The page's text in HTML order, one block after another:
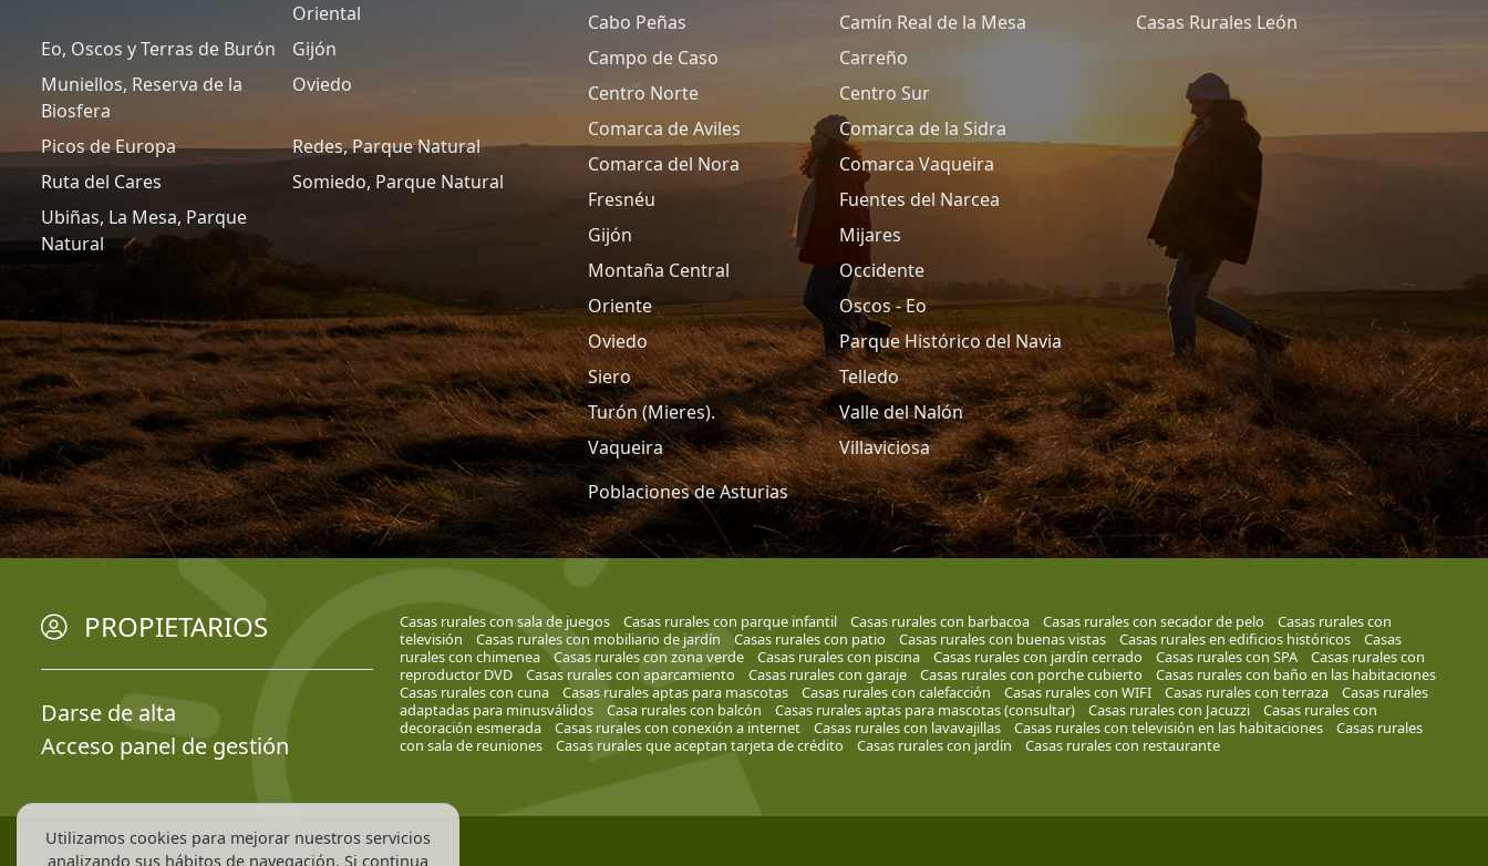
Oriental
Eo, Oscos y Terras de Burón
Gijón
Muniellos, Reserva de la
Biosfera
Oviedo
Picos de Europa
Redes, Parque Natural
Ruta del Cares
Somiedo, Parque Natural
Ubiñas, La Mesa, Parque
Natural
Cabo Peñas
Camín Real de la Mesa
Campo de Caso
Carreño
Centro Norte
Centro Sur
Comarca de Aviles
Comarca de la Sidra
Comarca del Nora
Comarca Vaqueira
Fresnéu
Fuentes del Narcea
Gijón
Mijares
Montaña Central
Occidente
Oriente
Oscos - Eo
Oviedo
Parque Histórico del Navia
Siero
Telledo
Turón (Mieres).
Valle del Nalón
Vaqueira
Villaviciosa
Poblaciones de Asturias
Casas Rurales León
PROPIETARIOS
Darse de alta
Acceso panel de gestión
Casas rurales con sala de juegos Casas rurales con parque infantil Casas rurales con barbacoa Casas rurales con secador de pelo
Casas rurales con
televisión
Casas rurales con mobiliario de jardín Casas rurales con patio Casas rurales con buenas vistas Casas rurales en edificios históricos
Casas
rurales con chimenea
Casas rurales con zona verde Casas rurales con piscina Casas rurales con jardín cerrado Casas rurales con SPA
Casas rurales con
reproductor DVD
Casas rurales con aparcamiento Casas rurales con garaje Casas rurales con porche cubierto
Casas rurales con baño en las habitaciones
Casas rurales con cuna
Casas rurales aptas para mascotas Casas rurales con calefacción Casas rurales con WIFI Casas rurales con terraza
Casas rurales
adaptadas para minusválidos
Casa rurales con balcón Casas rurales aptas para mascotas (consultar) Casas rurales con Jacuzzi
Casas rurales con
decoración esmerada
Casas rurales con conexión a internet Casas rurales con lavavajillas Casas rurales con televisión en las habitaciones
Casas rurales
con sala de reuniones
Casas rurales que aceptan tarjeta de crédito Casas rurales con jardín Casas rurales con restaurante
Utilizamos cookies para mejorar nuestros servicios
analizando sus hábitos de navegación. Si continua